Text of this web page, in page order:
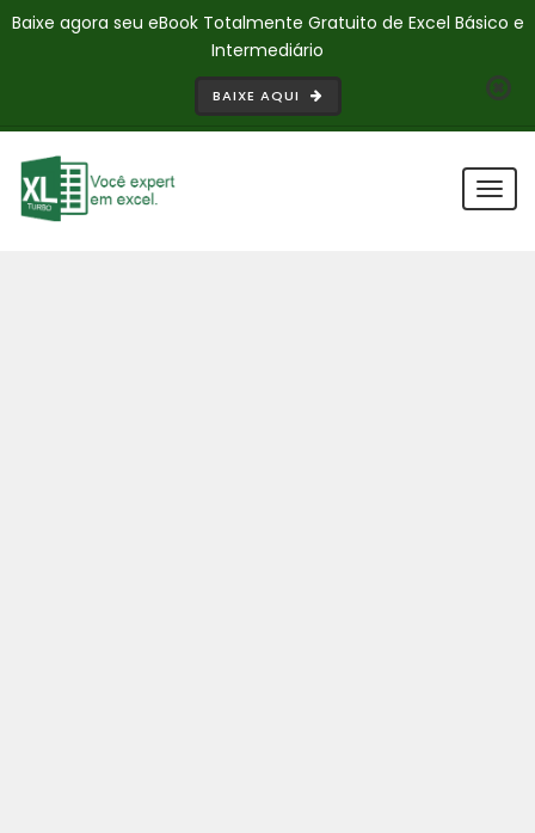
Baixe agora seu eBook Totalmente Gratuito de Excel Básico e
Intermediário
BAIXE AQUI